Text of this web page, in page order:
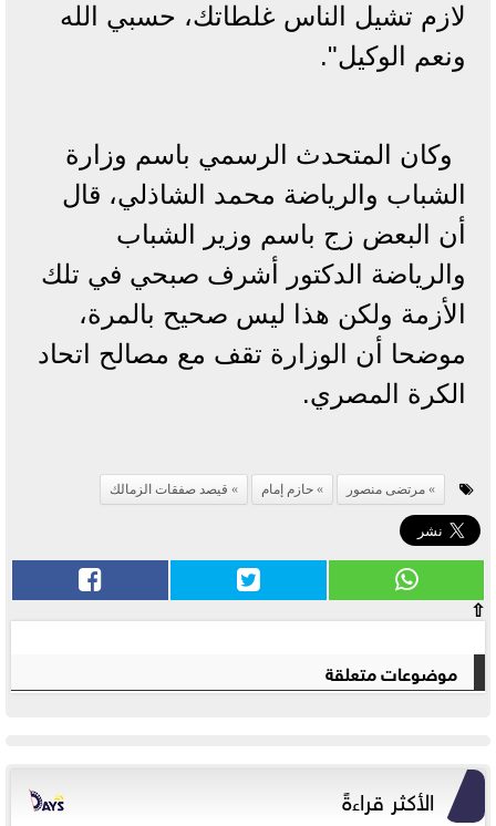
لازم تشيل الناس غلطاتك، حسبي الله
ونعم الوكيل".
وكان المتحدث الرسمي باسم وزارة
الشباب والرياضة محمد الشاذلي، قال
أن البعض زج باسم وزير الشباب
والرياضة الدكتور أشرف صبحي في تلك
الأزمة ولكن هذا ليس صحيح بالمرة،
موضحا أن الوزارة تقف مع مصالح اتحاد
الكرة المصري.
مرتضى منصور حازم إمام قيصد صفقات الزمالك
⇧
موضوعات متعلقة
الأكثر قراءةً